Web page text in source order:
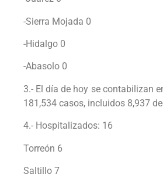
-Sierra Mojada 0
-Hidalgo 0
-Abasolo 0
3.- El día de hoy se contabilizan
181,534 casos, incluidos 8,937
4.- Hospitalizados: 16
Torreón 6
Saltillo 7